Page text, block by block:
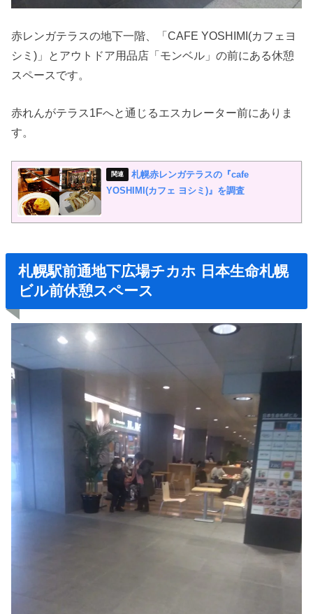
赤レンガテラスの地下一階、「CAFE YOSHIMI(カフェヨ
シミ)」とアウトドア用品店「モンベル」の前にある休憩
スペースです。
赤れんがテラス1Fへと通じるエスカレーター前にありま
す。
札幌赤レンガテラスの『cafe
YOSHIMI(カフェ ヨシミ)』を調査
札幌駅前通地下広場チカホ 日本生命札幌
ビル前休憩スペース